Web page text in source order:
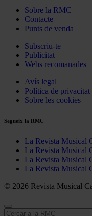
Sobre la RMC
Contacte
Punts de venda
Subscriu-te
Publicitat
Webs recomanades
Avís legal
Política de privacitat
Sobre les cookies
Segueix la RMC
La Revista Musical
La Revista Musical
La Revista Musical
La Revista Musical
© 2026 Revista Musical